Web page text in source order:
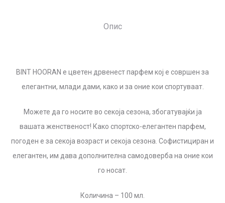
Опис
BINT HOORAN е цветен дрвенест парфем кој е совршен за
елегантни, млади дами, како и за оние кои спортуваат.
Можете да го носите во секоја сезона, збогатувајќи ја
вашата женственост! Како спортско-елегантен парфем,
погоден е за секоја возраст и секоја сезона. Софистициран и
елегантен, им дава дополнителна самодоверба на оние кои
го носат.
Количина – 100 мл.